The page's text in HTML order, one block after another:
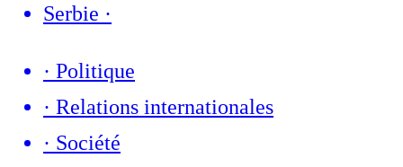
Serbie ·
· Politique
· Relations internationales
· Société